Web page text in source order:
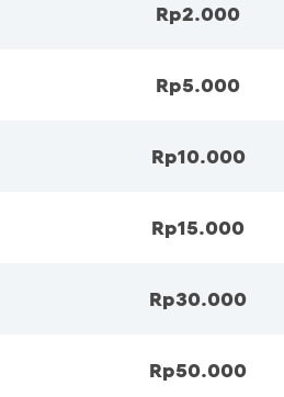
Rp2.000
Rp5.000
Rp10.000
Rp15.000
Rp30.000
Rp50.000